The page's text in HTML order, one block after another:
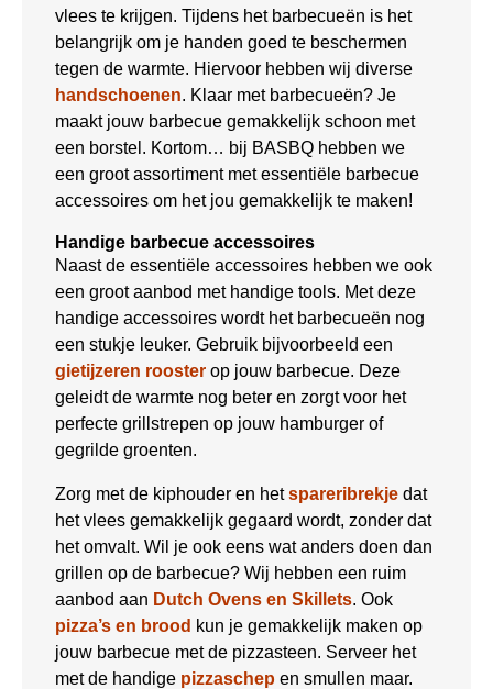
vlees te krijgen. Tijdens het barbecueën is het
belangrijk om je handen goed te beschermen
tegen de warmte. Hiervoor hebben wij diverse
handschoenen. Klaar met barbecueën? Je
maakt jouw barbecue gemakkelijk schoon met
een borstel. Kortom… bij BASBQ hebben we
een groot assortiment met essentiële barbecue
accessoires om het jou gemakkelijk te maken!
Handige barbecue accessoires
Naast de essentiële accessoires hebben we ook
een groot aanbod met handige tools. Met deze
handige accessoires wordt het barbecueën nog
een stukje leuker. Gebruik bijvoorbeeld een
gietijzeren rooster op jouw barbecue. Deze
geleidt de warmte nog beter en zorgt voor het
perfecte grillstrepen op jouw hamburger of
gegrilde groenten.
Zorg met de kiphouder en hetspareribrekje dat
het vlees gemakkelijk gegaard wordt, zonder dat
het omvalt. Wil je ook eens wat anders doen dan
grillen op de barbecue? Wij hebben een ruim
aanbod aan Dutch Ovens en Skillets. Ook
pizza’s en brood kun je gemakkelijk maken op
jouw barbecue met de pizzasteen. Serveer het
met de handige pizzaschep en smullen maar.